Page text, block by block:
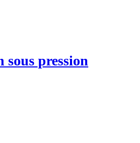
sous pression